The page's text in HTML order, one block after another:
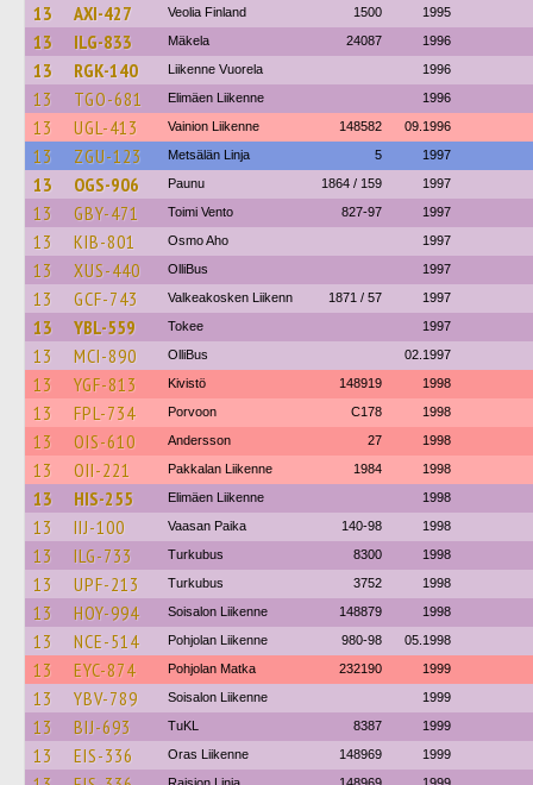
13 AXI-427 Veolia Finland 1500 1995
13 ILG-833 Mäkela 24087 1996
13 RGK-140 Liikenne Vuorela 1996
13 TGO-681 Elimäen Liikenne 1996
13 UGL-413 Vainion Liikenne 148582 09.1996
13 ZGU-123 Metsälän Linja 5 1997
13 OGS-906 Paunu 1864 / 159 1997
13 GBY-471 Toimi Vento 827-97 1997
13 KIB-801 Osmo Aho 1997
13 XUS-440 OlliBus 1997
13 GCF-743 Valkeakosken Liikenn 1871 / 57 1997
13 YBL-559 Tokee 1997
13 MCI-890 OlliBus 02.1997
13 YGF-813 Kivistö 148919 1998
13 FPL-734 Porvoon C178 1998
13 OIS-610 Andersson 27 1998
13 OII-221 Pakkalan Liikenne 1984 1998
13 HIS-255 Elimäen Liikenne 1998
13 IIJ-100 Vaasan Paika 140-98 1998
13 ILG-733 Turkubus 8300 1998
13 UPF-213 Turkubus 3752 1998
13 HOY-994 Soisalon Liikenne 148879 1998
13 NCE-514 Pohjolan Liikenne 980-98 05.1998
13 EYC-874 Pohjolan Matka 232190 1999
13 YBV-789 Soisalon Liikenne 1999
13 BIJ-693 TuKL 8387 1999
13 EIS-336 Oras Liikenne 148969 1999